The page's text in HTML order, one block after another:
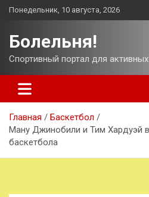
Перейти
Понедельник, 10 августа, 2026
Болельня!
Спортивный портал для
Главная
Баскетбол
Ману Джинобили и Тим Хардуэй
баскетбола